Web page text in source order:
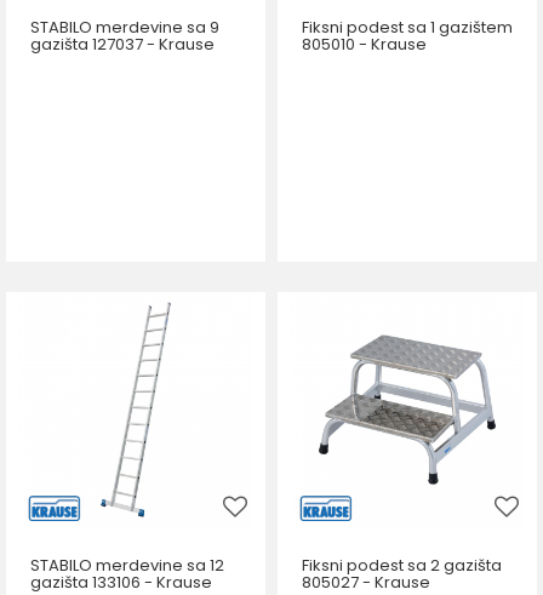
STABILO merdevine sa 9
gazišta 127037 - Krause
Fiksni podest sa 1 gazištem
805010 - Krause
STABILO merdevine sa 12
gazišta 133106 - Krause
Fiksni podest sa 2 gazišta
805027 - Krause